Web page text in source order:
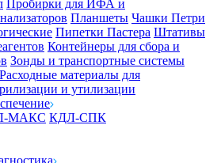
Пробирки для ИФА и
Планшеты Чашки Петри
Пипетки Пастера Штативы
Контейнеры для сбора и
Зонды и транспортные системы
Расходные материалы для
и утилизации
МАКС КДЛ-СПК